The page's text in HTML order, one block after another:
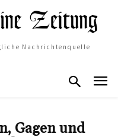
Nachrichtenquelle
Gagen und